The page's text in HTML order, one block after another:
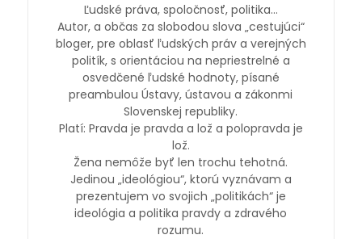
Ľudské práva, spoločnosť, politika…
Autor, a občas za slobodou slova „cestujúci“
bloger, pre oblasť ľudských práv a verejných
politík, s orientáciou na nepriestrelné a
osvedčené ľudské hodnoty, písané
preambulou Ústavy, ústavou a zákonmi
Slovenskej republiky.
Platí: Pravda je pravda a lož a polopravda je
lož.
Žena nemôže byť len trochu tehotná.
Jedinou „ideológiou“, ktorú vyznávam a
prezentujem vo svojich „politikách“ je
ideológia a politika pravdy a zdravého
rozumu.